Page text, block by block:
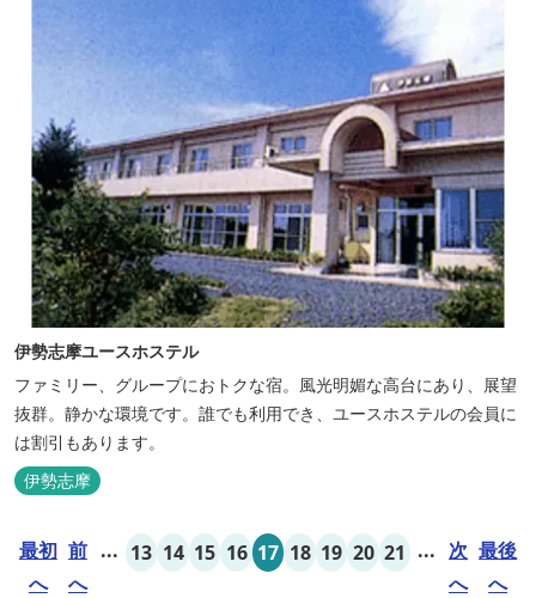
伊勢志摩ユースホステル
ファミリー、グループにおトクな宿。風光明媚な高台にあり、展望
抜群。静かな環境です。誰でも利用でき、ユースホステルの会員に
は割引もあります。
伊勢志摩
最初
へ
前
へ
... 13 14 15 16 17 18 19 20 21 ... 次
へ
最後
へ